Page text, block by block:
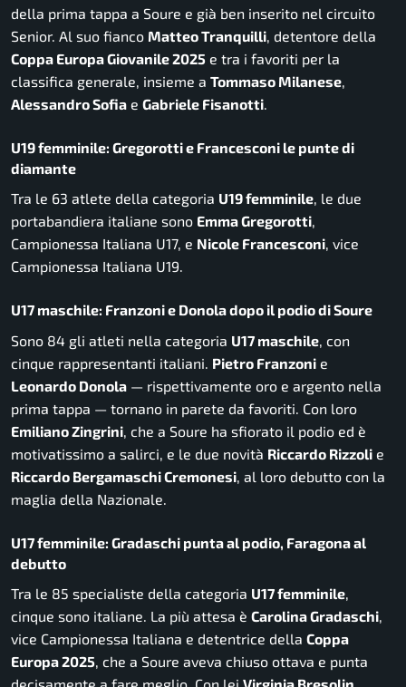
della prima tappa a Soure e già ben inserito nel circuito
Senior. Al suo fianco Matteo Tranquilli , detentore della
Coppa Europa Giovanile 2025 e tra i favoriti per la
classifica generale, insieme a Tommaso Milanese
Alessandro Sofia e Gabriele Fisanotti
U19 femminile: Gregorotti e Francesconi le punte di
diamante
Tra le 63 atlete della categoria U19 femminile, le due
portabandiera italiane sono Emma Gregorotti,
Campionessa Italiana U17, e Nicole Francesconi, vice
Campionessa Italiana U19.
U17 maschile: Franzoni e Donola dopo il podio di Soure
Sono 84 gli atleti nella categoria U17 maschile, con
cinque rappresentanti italiani. Pietro Franzoni e
Leonardo Donola — rispettivamente oro e argento nella
prima tappa — tornano in parete da favoriti. Con loro
Emiliano Zingrini, che a Soure ha sfiorato il podio ed è
motivatissimo a salirci, e le due novità Riccardo Rizzoli e
Riccardo Bergamaschi Cremonesi, al loro debutto con la
maglia della Nazionale.
U17 femminile: Gradaschi punta al podio, Faragona al
debutto
Tra le 85 specialiste della categoria U17 femminile,
cinque sono italiane. La più attesa è Carolina Gradaschi,
vice Campionessa Italiana e detentrice della Coppa
Europa 2025, che a Soure aveva chiuso ottava e punta